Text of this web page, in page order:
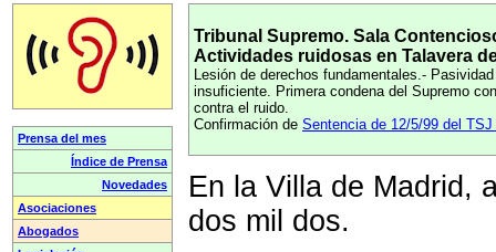
Tribunal Supremo. Sala
Actividades ruidosas en Talavera
Lesión de derechos fundamentales.-
insuficiente. Primera condena del Supremo
contra el ruido.
Confirmación de Sentencia de 12/5/99 del
En la Villa de Madrid,
dos mil dos.